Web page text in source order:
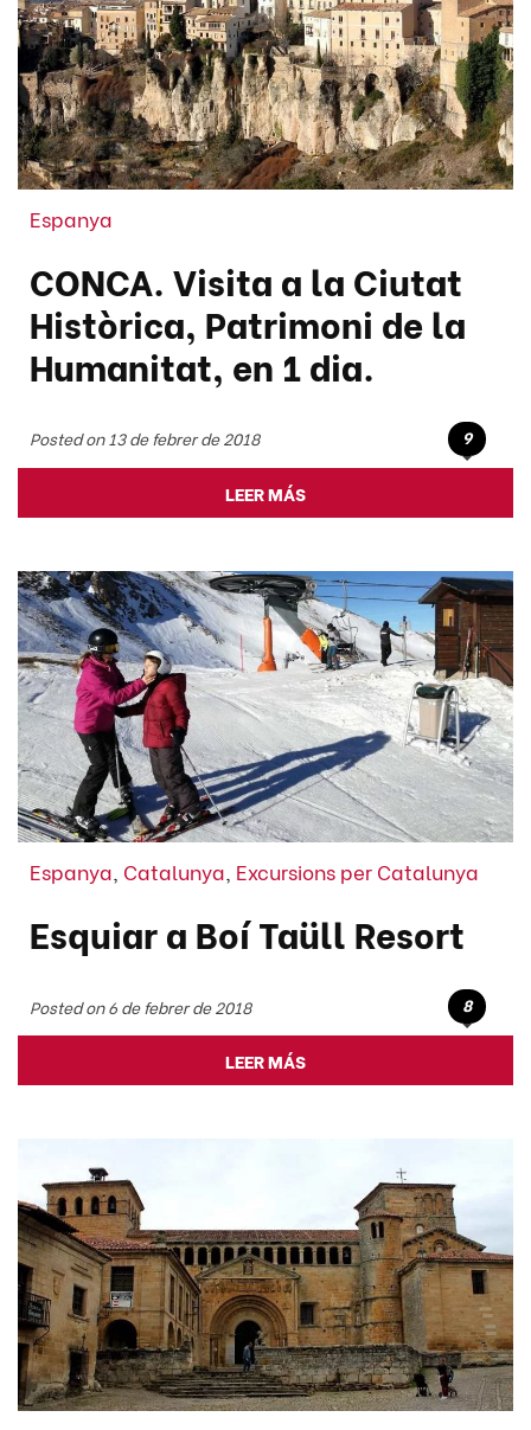
Espanya
CONCA. Visita a la Ciutat
Històrica, Patrimoni de la
Humanitat, en 1 dia.
Posted on 13 de febrer de 2018 9
LEER MÁS
Espanya, Catalunya, Excursions per Catalunya
Esquiar a Boí Taüll Resort
Posted on 6 de febrer de 2018 8
LEER MÁS